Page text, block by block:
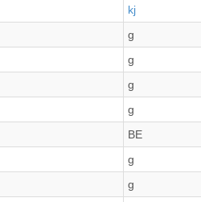
kj
g
g
g
g
BE
g
g